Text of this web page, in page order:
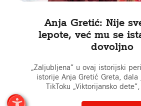
Anja Gretić: Nije
lepote, već mu se
dovoljno
„Zaljubljena” u ovaj istorijski
istorije Anja Gretić Greta, dala
TikToku „Viktorijansko